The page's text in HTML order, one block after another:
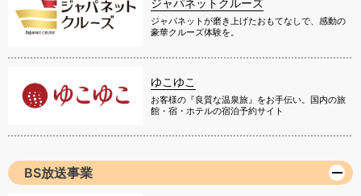
ジャパネットクルーズ
ジャパネットが磨き上げたおもてなしで、感動の
豪華クルーズ体験を。
ゆこゆこ
お客様の『良質な温泉旅』をお手伝い。国内の旅
館・宿・ホテルの宿泊予約サイト
BS放送事業